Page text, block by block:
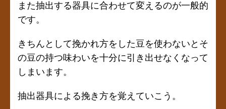
また抽出する器具に合わせて変えるのが一般的
です。
きちんとして挽かれ方をした豆を使わないとそ
の豆の持つ味わいを十分に引き出せなくなって
しまいます。
抽出器具による挽き方を覚えていこう。